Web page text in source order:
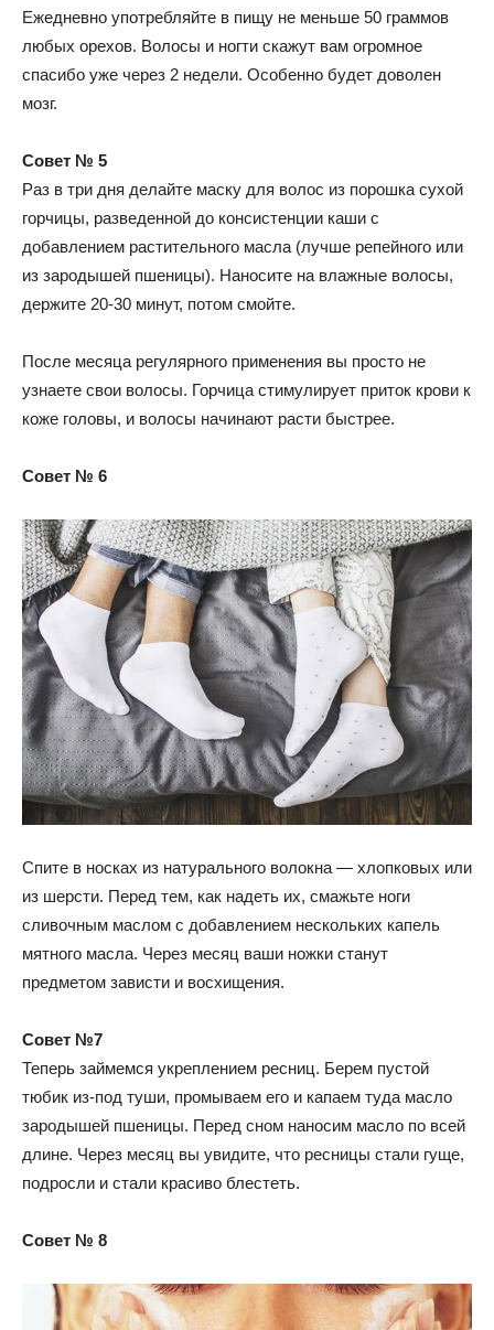
Ежедневно употребляйте в пищу не меньше 50 граммов
любых орехов. Волосы и ногти скажут вам огромное
спасибо уже через 2 недели. Особенно будет доволен
мозг.
Совет № 5
Раз в три дня делайте маску для волос из порошка сухой
горчицы, разведенной до консистенции каши с
добавлением растительного масла (лучше репейного или
из зародышей пшеницы). Наносите на влажные волосы,
держите 20-30 минут, потом смойте.
После месяца регулярного применения вы просто не
узнаете свои волосы. Горчица стимулирует приток крови к
коже головы, и волосы начинают расти быстрее.
Совет № 6
Спите в носках из натурального волокна — хлопковых или
из шерсти. Перед тем, как надеть их, смажьте ноги
сливочным маслом с добавлением нескольких капель
мятного масла. Через месяц ваши ножки станут
предметом зависти и восхищения.
Совет №7
Теперь займемся укреплением ресниц. Берем пустой
тюбик из-под туши, промываем его и капаем туда масло
зародышей пшеницы. Перед сном наносим масло по всей
длине. Через месяц вы увидите, что ресницы стали гуще,
подросли и стали красиво блестеть.
Совет № 8